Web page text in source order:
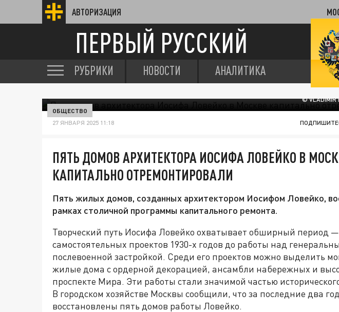
АВТОРИЗАЦИЯ
ПЕРВЫЙ РУССКИЙ
РУБРИКИ НОВОСТИ АНАЛИТИКА
© VLADIMIR
ОБЩЕСТВО
27 ЯНВАРЯ 2025 11:18
ПЯТЬ ДОМОВ АРХИТЕКТОРА ИОСИФА ЛОВЕЙКО В
КАПИТАЛЬНО ОТРЕМОНТИРОВАЛИ
Пять жилых домов, созданных архитектором Иосифом Ловейко,
рамках столичной программы капитального ремонта.
Творческий путь Иосифа Ловейко охватывает обширный период
самостоятельных проектов 1930-х годов до работы над
послевоенной застройкой. Среди его проектов можно выделить
жилые дома с ордерной декорацией, ансамбли набережных и
проспекте Мира. Эти работы стали значимой частью
В городском хозяйстве Москвы сообщили, что за последние два
восстановлены пять домов работы Ловейко.